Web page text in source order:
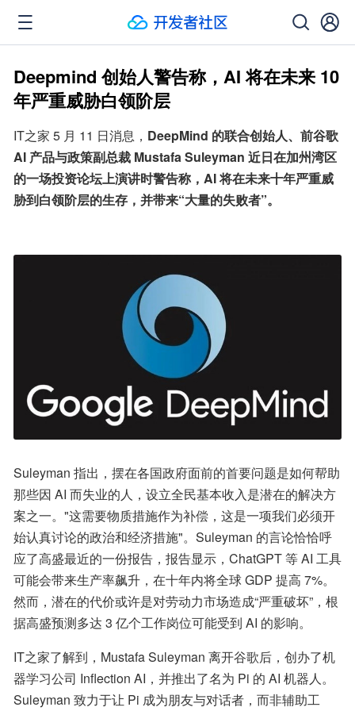
Deepmind 创始人警告称，AI 将在未来 10
年严重威胁白领阶层
IT之家 5 月 11 日消息， DeepMind 的联合创始人、前谷歌
AI 产品与政策副总裁 Mustafa Suleyman 近日在加州湾区
的一场投资论坛上演讲时警告称，AI 将在未来十年严重威
胁到白领阶层的生存，并带来“大量的失败者”。
Suleyman 指出，摆在各国政府面前的首要问题是如何帮助
那些因 AI 而失业的人，设立全民基本收入是潜在的解决方
案之一。"这需要物质措施作为补偿，这是一项我们必须开
始认真讨论的政治和经济措施"。Suleyman 的言论恰恰呼
应了高盛最近的一份报告，报告显示，ChatGPT 等 AI 工具
可能会带来生产率飙升，在十年内将全球 GDP 提高 7%。
然而，潜在的代价或许是对劳动力市场造成“严重破坏”，根
据高盛预测多达 3 亿个工作岗位可能受到 AI 的影响。
IT之家了解到，Mustafa Suleyman 离开谷歌后，创办了机
器学习公司 Inflection AI，并推出了名为 Pi 的 AI 机器人。
Suleyman 致力于让 Pi 成为朋友与对话者，而非辅助工